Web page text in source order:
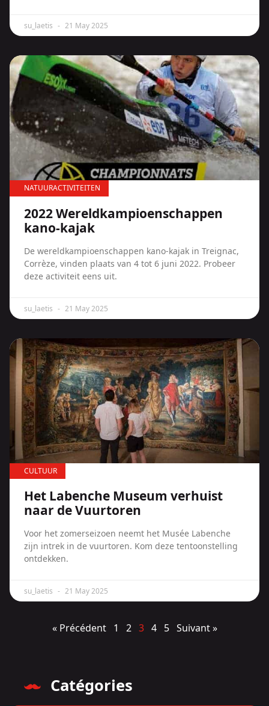
su_laetis 21 May 2025
NATUURACTIVITEITEN
2022 Wereldkampioenschappen
kano-kajak
De wereldkampioenschappen kano-kajak in Treignac,
Corrèze, vinden plaats van 4 tot 6 juni 2022. Probeer
deze activiteit eens uit.
su_laetis 21 May 2025
CULTUUR
Het Labenche Museum verhuist
naar de Vuurtoren
Voor het zomerseizoen neemt het Musée Labenche
zijn intrek in de vuurtoren. Kom deze tentoonstelling
ontdekken.
su_laetis 21 May 2025
« Précédent 1 2 3 4 5 Suivant »
Catégories